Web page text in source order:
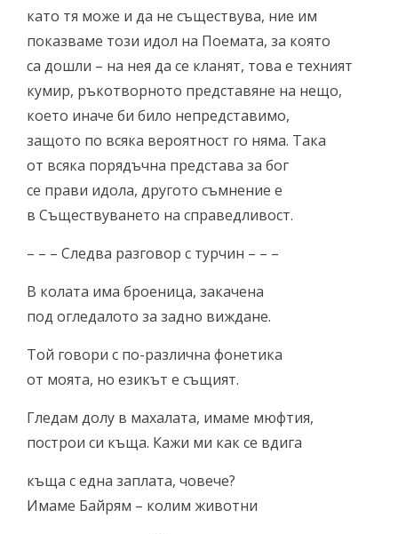
като тя може и да не съществува, ние им
показваме този идол на Поемата, за която
са дошли – на нея да се кланят, това е техният
кумир, ръкотворното представяне на нещо,
което иначе би било непредставимо,
защото по всяка вероятност го няма. Така
от всяка порядъчна представа за бог
се прави идола, другото съмнение е
в Съществуването на справедливост.
– – – Следва разговор с турчин – – –
В колата има броеница, закачена
под огледалото за задно виждане.
Той говори с по-различна фонетика
от моята, но езикът е същият.
Гледам долу в махалата, имаме мюфтия,
построи си къща. Кажи ми как се вдига
къща с една заплата, човече?
Имаме Байрям – колим животни